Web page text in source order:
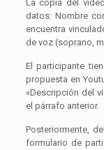
La copia del
datos: Nombre
encuentra
de voz (soprano,
El participante
propuesta en
«Descripción del
el párrafo anterior.
Posteriormente,
formulario de